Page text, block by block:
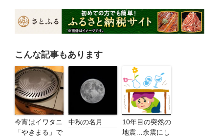
こんな記事もあります
今宵はイワタニ
「やきまる」で
中秋の名月
10年目の突然の
地震…余震にし